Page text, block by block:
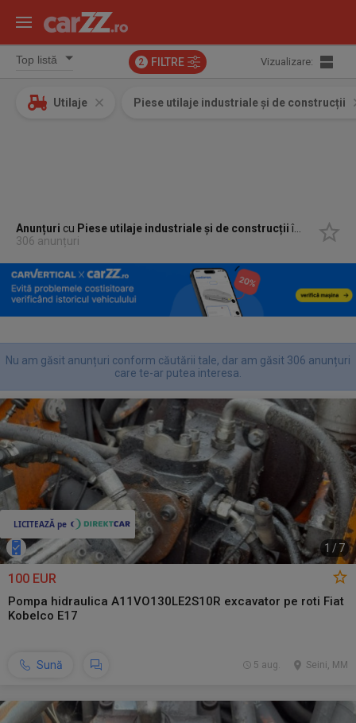
2 FILTRE Vizualizare:
Utilaje Piese utilaje industriale și de construcții
Anunțuri cu Piese utilaje industriale și de construcțiiîn
Buzau,
306 anunțuri
Nu am găsit anunțuri conform căutării tale, dar am găsit 306 anunțuri
care te-ar putea interesa.
1 / 7
100 EUR
Pompa hidraulica A11VO130LE2S10R excavator pe roti Fiat
Kobelco E17
Sună Seini, MM
5 aug.